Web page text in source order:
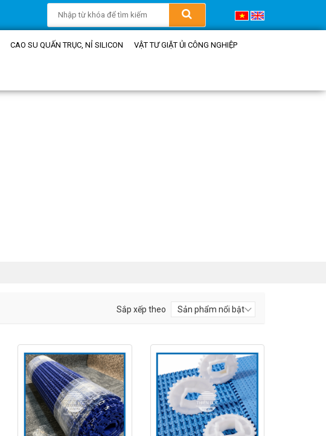
CAO SU QUẤN TRỤC, NỈ SILICON VẬT TƯ GIẶT ỦI CÔNG NGHIỆP
Sắp xếp theo